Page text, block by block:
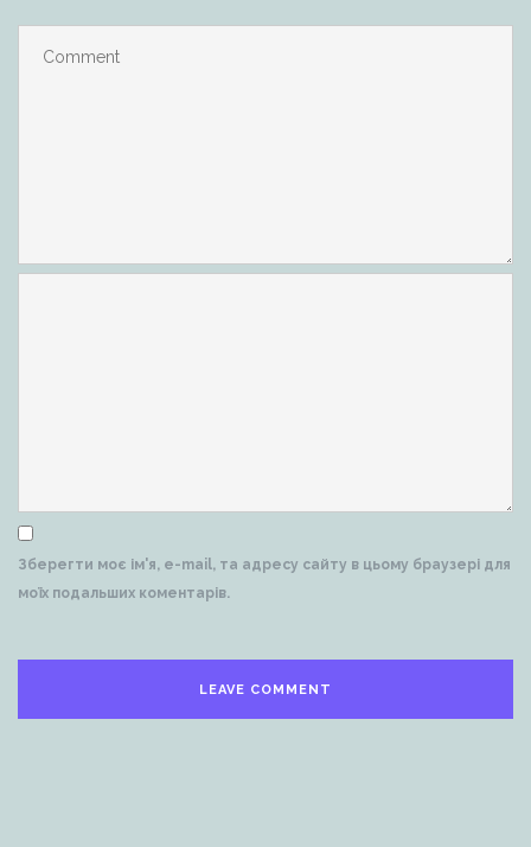
Зберегти моє ім'я, e-mail, та адресу сайту в цьому браузері для
моїх подальших коментарів.